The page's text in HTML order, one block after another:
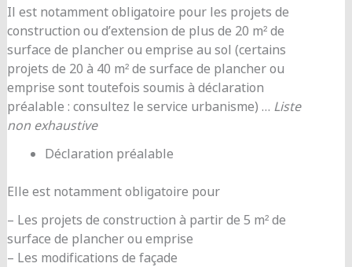
Il est notamment obligatoire pour les projets de
construction ou d’extension de plus de 20 m² de
surface de plancher ou emprise au sol (certains
projets de 20 à 40 m² de surface de plancher ou
emprise sont toutefois soumis à déclaration
préalable : consultez le service urbanisme) … Liste
non exhaustive
Déclaration préalable
Elle est notamment obligatoire pour
– Les projets de construction à partir de 5 m² de
surface de plancher ou emprise
– Les modifications de façade